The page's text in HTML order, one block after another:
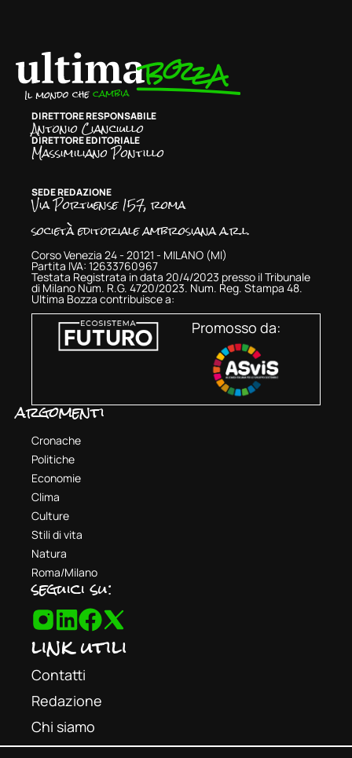
DIRETTORE RESPONSABILE
Antonio Cianciullo
DIRETTORE EDITORIALE
Massimiliano Pontillo
SEDE REDAZIONE
Via Portuense 157, roma
società editoriale ambrosiana a.r.l.
Corso Venezia 24 - 20121 - MILANO (MI)
Partita IVA: 12633760967
Testata Registrata in data 20/4/2023 presso il Tribunale
di Milano Num. R.G. 4720/2023. Num. Reg. Stampa 48.
Ultima Bozza contribuisce a:
Promosso da:
argomenti
Cronache
Politiche
Economie
Clima
Culture
Stili di vita
Natura
Roma/Milano
seguici su:
link utili
Contatti
Redazione
Chi siamo